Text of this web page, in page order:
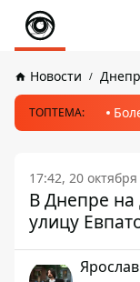
Новости Днепр
ТОПТЕМА:
17:42, 20
В Днепре на
улицу